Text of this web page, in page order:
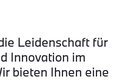
Leidenschaft für
Innovation im
bieten Ihnen eine